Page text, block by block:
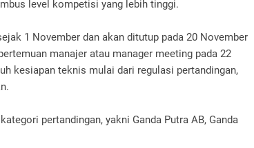
level kompetisi yang lebih tinggi.
1 November dan akan ditutup pada 20 November
manajer atau manager meeting pada 22
kesiapan teknis mulai dari regulasi pertandingan,
pertandingan, yakni Ganda Putra AB, Ganda